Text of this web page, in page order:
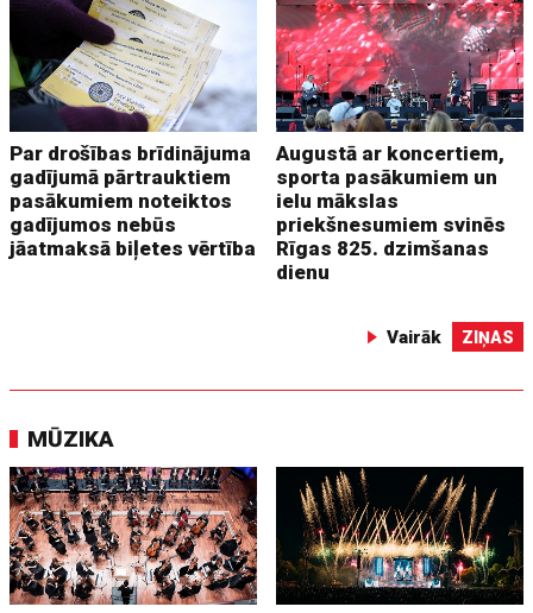
Par drošības brīdinājuma
gadījumā pārtrauktiem
pasākumiem noteiktos
gadījumos nebūs
jāatmaksā biļetes vērtība
Augustā ar koncertiem,
sporta pasākumiem un
ielu mākslas
priekšnesumiem svinēs
Rīgas 825. dzimšanas
dienu
Vairāk ZIŅAS
MŪZIKA